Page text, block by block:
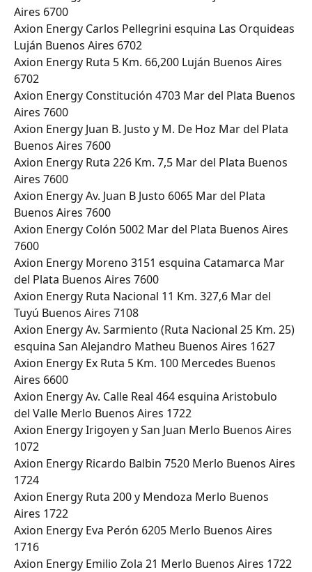
Aires 6700
Axion Energy Carlos Pellegrini esquina Las Orquideas
Luján Buenos Aires 6702
Axion Energy Ruta 5 Km. 66,200 Luján Buenos Aires
6702
Axion Energy Constitución 4703 Mar del Plata Buenos
Aires 7600
Axion Energy Juan B. Justo y M. De Hoz Mar del Plata
Buenos Aires 7600
Axion Energy Ruta 226 Km. 7,5 Mar del Plata Buenos
Aires 7600
Axion Energy Av. Juan B Justo 6065 Mar del Plata
Buenos Aires 7600
Axion Energy Colón 5002 Mar del Plata Buenos Aires
7600
Axion Energy Moreno 3151 esquina Catamarca Mar
del Plata Buenos Aires 7600
Axion Energy Ruta Nacional 11 Km. 327,6 Mar del
Tuyú Buenos Aires 7108
Axion Energy Av. Sarmiento (Ruta Nacional 25 Km. 25)
esquina San Alejandro Matheu Buenos Aires 1627
Axion Energy Ex Ruta 5 Km. 100 Mercedes Buenos
Aires 6600
Axion Energy Av. Calle Real 464 esquina Aristobulo
del Valle Merlo Buenos Aires 1722
Axion Energy Irigoyen y San Juan Merlo Buenos Aires
1072
Axion Energy Ricardo Balbin 7520 Merlo Buenos Aires
1724
Axion Energy Ruta 200 y Mendoza Merlo Buenos
Aires 1722
Axion Energy Eva Perón 6205 Merlo Buenos Aires
1716
Axion Energy Emilio Zola 21 Merlo Buenos Aires 1722